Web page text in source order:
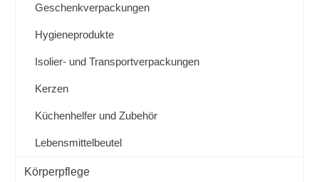
Geschenkverpackungen
Hygieneprodukte
Isolier- und Transportverpackungen
Kerzen
Küchenhelfer und Zubehör
Lebensmittelbeutel
Körperpflege